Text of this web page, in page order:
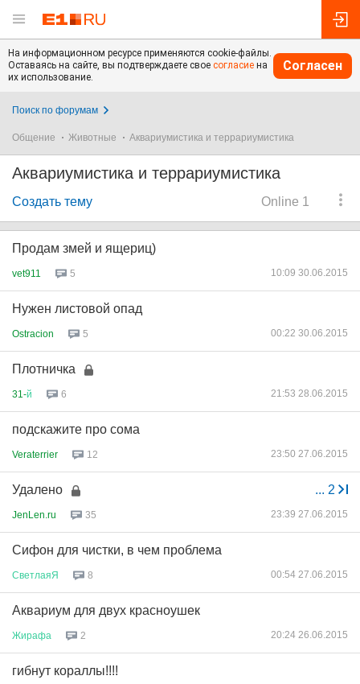
На информационном ресурсе применяются cookie-файлы.
Оставаясь на сайте, вы подтверждаете свое согласие на
их использование.
Согласен
Поиск по форумам
Общение Животные Аквариумистика и террариумистика
Аквариумистика и террариумистика
Online 1
Создать тему
Продам змей и ящериц)
vet911 5 10:09 30.06.2015
Нужен листовой опад
Ostracion 5 00:22 30.06.2015
Плотничка
31-й 6 21:53 28.06.2015
подскажите про сома
Veraterrier 12 23:50 27.06.2015
... 2
Удалено
JenLen.ru 35 23:39 27.06.2015
Сифон для чистки, в чем проблема
СветлаяЯ 8 00:54 27.06.2015
Аквариум для двух красноушек
Жирафа 2 20:24 26.06.2015
гибнут кораллы!!!!